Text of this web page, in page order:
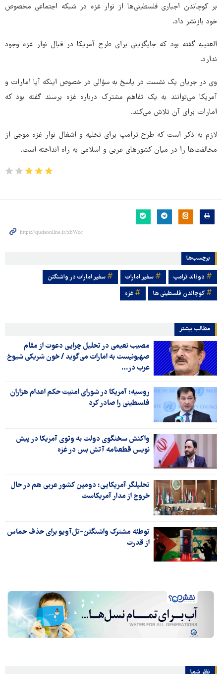
بر کوچاندن اجباری فلسطینی‌ها از نوار غزه در شبکه اجتماعی مخصوص
خود بازنشر داد.
العتیبه گفته بود که جایگزینی برای طرح آمریکا در قبال نوار غزه وجود
ندارد.
وی در جریان یک نشست در پاسخ به سؤالی در خصوص اینکه آیا امارات و
آمریکا می‌توانند به یک تفاهم مشترک درباره غزه برسند گفته بود که
امارات برای آن تلاش می‌کند.
لازم به ذکر است که طرح ترامپ برای تخلیه و اشغال نوار غزه موجی از
مخالفت‌ها را در میان کشورهای عربی و اسلامی به راه انداخته است.
برچسب‌ها
دونالد ترامپ سفیر امارات
سفیر امارات در واشنگتن
کوچاندن فلسطینی ها
غزه
مطالب بیشتر
مصیب نعیمی در تحلیل چرایی دعوت از مقام
صهیونیست به امارات می‌گوید / خون شریکی شیوخ
عرب در…
روسیه: آمریکا در شورای امنیت حکم اعدام هزاران
فلسطینی را صادر کرد
واکنش سخنگوی دولت به وتوی آمریکا در پیش
نویس قطعنامه آتش بس در غزه
تحلیلگر آمریکایی: دومین کشور عربی هم در حال
خروج از مدار آمریکاست
توطئه مشترک واشنگتن-تل‌آویو برای حذف حماس
از قدرت
نظر شما